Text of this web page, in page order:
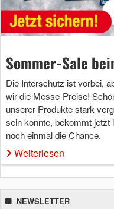
Sommer-Sale
Die Interschutz ist vorbei,
wir die Messe-Preise!
unserer Produkte stark
sein konnte, bekommt
noch einmal die Chance.
Weiterlesen
NEWSLETTER